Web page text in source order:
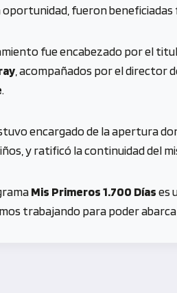
oportunidad, fueron beneficiadas
fue encabezado por el
, acompañados por el director
.
encargado de la apertura
y ratificó la continuidad del
Mis Primeros 1.700 Díases
trabajando para poder